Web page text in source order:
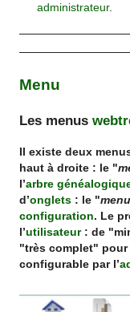
administrateur.
Menu
Les menus
Il existe deux
haut à droite : le "
l’arbre
d’onglets : le "
configuration. Le
l’utilisateur: de
"très complet" pour
configurable par l’